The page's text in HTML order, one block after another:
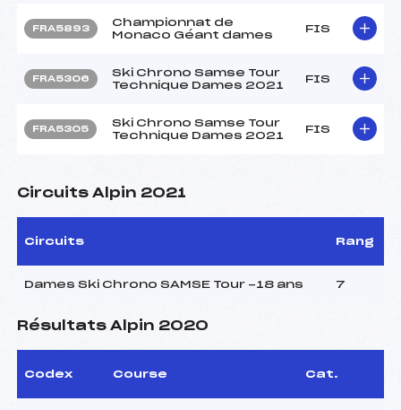
FRA5893
Championnat de
Monaco Géant dames
FIS
FRA5306
Ski Chrono Samse Tour
Technique Dames 2021
FIS
FRA5305
Ski Chrono Samse Tour
Technique Dames 2021
FIS
Circuits Alpin 2021
Circuits Rang
Dames Ski Chrono SAMSE Tour -18 ans 7
Résultats Alpin 2020
Codex Course Cat.